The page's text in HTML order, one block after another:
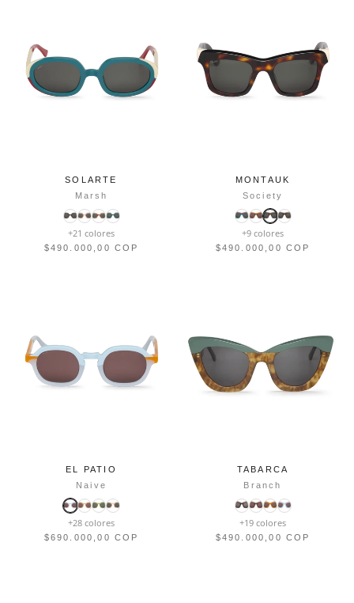
SOLARTE
Marsh
+21 colores
$490.000,00 COP
MONTAUK
Society
+9 colores
$490.000,00 COP
EL PATIO
Naive
+28 colores
$690.000,00 COP
TABARCA
Branch
+19 colores
$490.000,00 COP